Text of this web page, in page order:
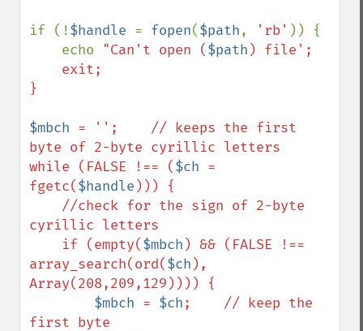
if (!$handle = fopen($path, 'rb' )) {
    echo
"Can't open ($path ) file';
}
$mbch = '';    // keeps the first
byte of 2-byte cyrillic letters
while (FALSE !== ($ch =
fgetc($handle ))) {
cyrillic letters
    if (empty(
$mbch ) && (FALSE !==
array_search(ord($ch ),
Array(208,209,129)))) {
$mbch = $ch;    // keep the
first byte